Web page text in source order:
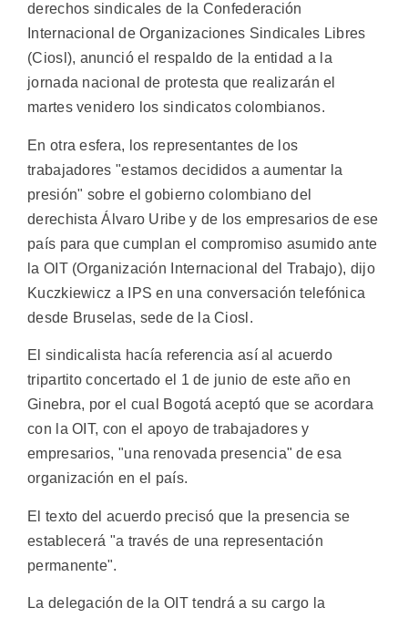
derechos sindicales de la Confederación
Internacional de Organizaciones Sindicales Libres
(Ciosl), anunció el respaldo de la entidad a la
jornada nacional de protesta que realizarán el
martes venidero los sindicatos colombianos.
En otra esfera, los representantes de los
trabajadores "estamos decididos a aumentar la
presión" sobre el gobierno colombiano del
derechista Álvaro Uribe y de los empresarios de ese
país para que cumplan el compromiso asumido ante
la OIT (Organización Internacional del Trabajo), dijo
Kuczkiewicz a IPS en una conversación telefónica
desde Bruselas, sede de la Ciosl.
El sindicalista hacía referencia así al acuerdo
tripartito concertado el 1 de junio de este año en
Ginebra, por el cual Bogotá aceptó que se acordara
con la OIT, con el apoyo de trabajadores y
empresarios, "una renovada presencia" de esa
organización en el país.
El texto del acuerdo precisó que la presencia se
establecerá "a través de una representación
permanente".
La delegación de la OIT tendrá a su cargo la